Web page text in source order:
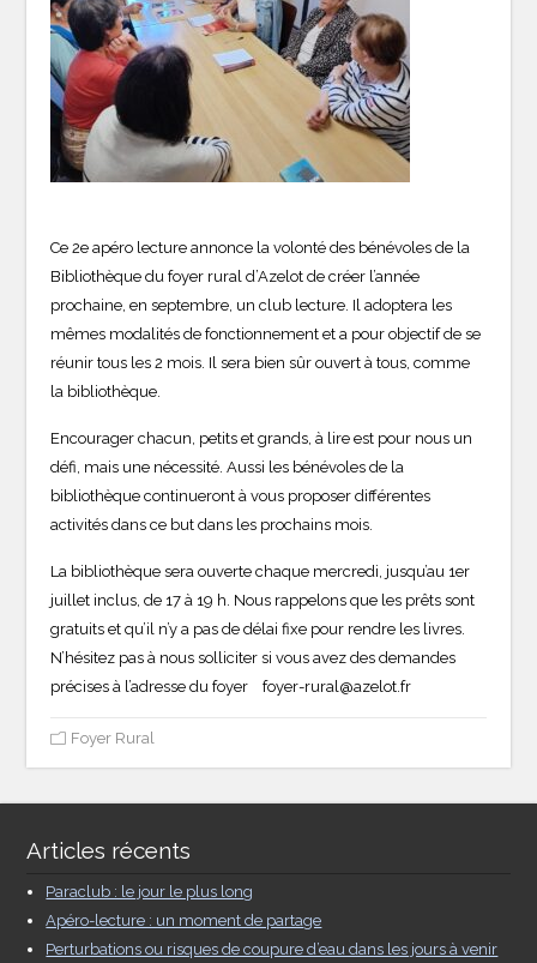
Ce 2e apéro lecture annonce la volonté des bénévoles de la
Bibliothèque du foyer rural d’Azelot de créer l’année
prochaine, en septembre, un club lecture. Il adoptera les
mêmes modalités de fonctionnement et a pour objectif de se
réunir tous les 2 mois. Il sera bien sûr ouvert à tous, comme
la bibliothèque.
Encourager chacun, petits et grands, à lire est pour nous un
défi, mais une nécessité. Aussi les bénévoles de la
bibliothèque continueront à vous proposer différentes
activités dans ce but dans les prochains mois.
La bibliothèque sera ouverte chaque mercredi, jusqu’au 1er
juillet inclus, de 17 à 19 h. Nous rappelons que les prêts sont
gratuits et qu’il n’y a pas de délai fixe pour rendre les livres.
N’hésitez pas à nous solliciter si vous avez des demandes
précises à l’adresse du foyer foyer-rural@azelot.fr
Foyer Rural
Articles récents
Paraclub : le jour le plus long
Apéro-lecture : un moment de partage
Perturbations ou risques de coupure d’eau dans les jours à venir